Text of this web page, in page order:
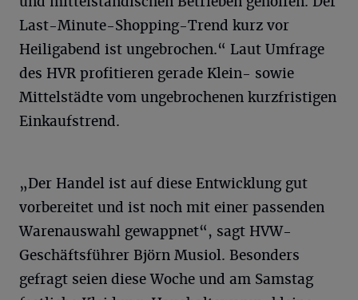
Last-Minute-Shopping-Trend kurz vor
Heiligabend ist ungebrochen.“ Laut Umfrage
des HVR profitieren gerade Klein- sowie
Mittelstädte vom ungebrochenen kurzfristigen
Einkaufstrend.
„Der Handel ist auf diese Entwicklung gut
vorbereitet und ist noch mit einer passenden
Warenauswahl gewappnet“, sagt HVW-
Geschäftsführer Björn Musiol. Besonders
gefragt seien diese Woche und am Samstag